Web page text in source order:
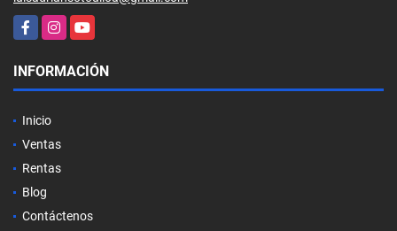
FacebookInstagramYouTube
INFORMACIÓN
Inicio
Ventas
Rentas
Blog
Contáctenos